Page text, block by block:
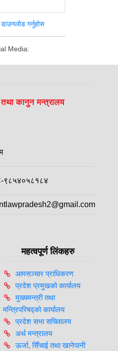
गर्नुहोस
Media:
कानुन मन्त्रालय
९८५४०५८१८४
महत्वपूर्ण लिंकहरु
आमसञ्‍चार प्राधिकरण
प्रदेश प्रमुखको कार्यालय
मुख्यमन्त्री तथा
मन्त्रिपरिषद्को कार्यालय
प्रदेश सभा सचिवालय
अर्थ मन्त्रालय
ऊर्जा, सिँचाई तथा खानेपानी